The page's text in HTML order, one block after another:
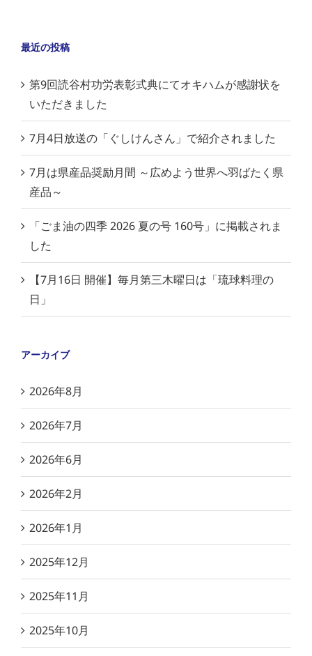
最近の投稿
第9回読谷村功労表彰式典にてオキハムが感謝状を
いただきました
7月4日放送の「ぐしけんさん」で紹介されました
7月は県産品奨励月間 ～広めよう世界へ羽ばたく県
産品～
「ごま油の四季 2026 夏の号 160号」に掲載されま
した
【7月16日 開催】毎月第三木曜日は「琉球料理の
日」
アーカイブ
2026年8月
2026年7月
2026年6月
2026年2月
2026年1月
2025年12月
2025年11月
2025年10月